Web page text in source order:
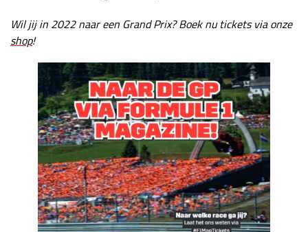
Wil jij in 2022 naar een Grand Prix? Boek nu tickets via onze
shop!